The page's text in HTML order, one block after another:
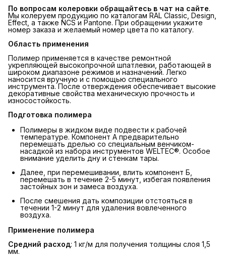
По вопросам колеровки обращайтесь в чат на сайте.
Мы колеруем продукцию по каталогам RAL Classic, Design,
Effect, а также NCS и Pantone. При обращении укажите
номер заказа и желаемый номер цвета по каталогу.
Область применения
Полимер применяется в качестве ремонтной
укрепляющей высокопрочной шпатлевки, работающей в
широком диапазоне режимов и назначений. Легко
наносится вручную и с помощью специального
инструмента. После отверждения обеспечивает высокие
декоративные свойства механическую прочность и
износостойкость.
Подготовка полимера
Полимеры в жидком виде подвести к рабочей
температуре. Компонент А предварительно
перемешать дрелью со специальным венчиком-
насадкой из набора инструментов WELTEC®. Особое
внимание уделить дну и стенкам тары.
Далее, при перемешивании, влить компонент Б,
перемешать в течение 2-5 минут, избегая появления
застойных зон и замеса воздуха.
После смешения дать композиции отстояться в
течении 1-2 минут для удаления вовлеченного
воздуха.
Применение полимера
Средний расход: 1 кг/м для получения толщины слоя 1,5
мм.